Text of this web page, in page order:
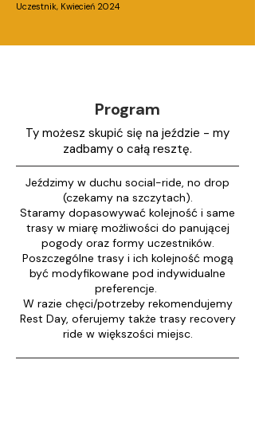
Uczestnik, Kwiecień 2024
Program
Ty możesz skupić się na jeździe - my
zadbamy o całą resztę.
Jeździmy w duchu social-ride, no drop
(czekamy na szczytach).
Staramy dopasowywać kolejność i same
trasy w miarę możliwości do panującej
pogody oraz formy uczestników.
Poszczególne trasy i ich kolejność mogą
być modyfikowane pod indywidualne
preferencje.
W razie chęci/potrzeby rekomendujemy
Rest Day, oferujemy także trasy recovery
ride w większości miejsc.